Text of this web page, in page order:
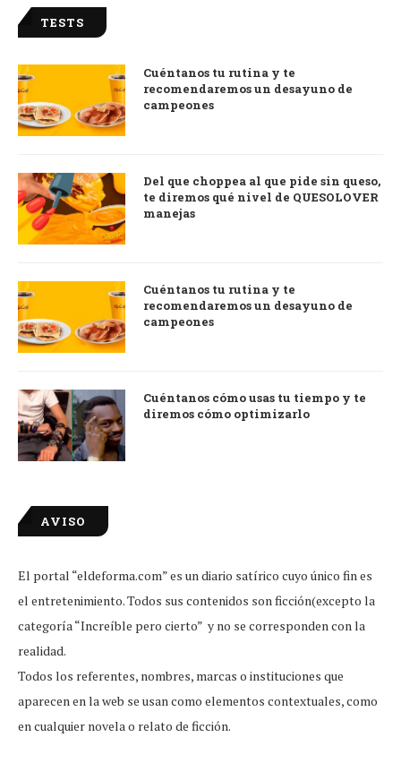
TESTS
Cuéntanos tu rutina y te
recomendaremos un desayuno de
campeones
Del que choppea al que pide sin queso,
te diremos qué nivel de QUESOLOVER
manejas
Cuéntanos tu rutina y te
recomendaremos un desayuno de
campeones
Cuéntanos cómo usas tu tiempo y te
diremos cómo optimizarlo
AVISO
El portal “eldeforma.com” es un diario satírico cuyo único fin es
el entretenimiento. Todos sus contenidos son ficción(excepto la
categoría “Increíble pero cierto” y no se corresponden con la
realidad.
Todos los referentes, nombres, marcas o instituciones que
aparecen en la web se usan como elementos contextuales, como
en cualquier novela o relato de ficción.